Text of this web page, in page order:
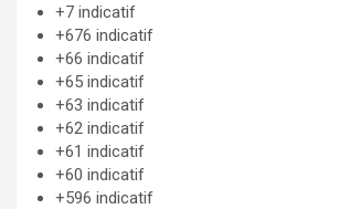
+7 indicatif
+676 indicatif
+66 indicatif
+65 indicatif
+63 indicatif
+62 indicatif
+61 indicatif
+60 indicatif
+596 indicatif